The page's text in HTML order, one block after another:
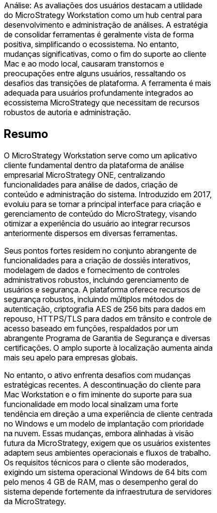
Análise: As avaliações dos usuários destacam a utilidade
do MicroStrategy Workstation como um hub central para
desenvolvimento e administração de análises. A estratégia
de consolidar ferramentas é geralmente vista de forma
positiva, simplificando o ecossistema. No entanto,
mudanças significativas, como o fim do suporte ao cliente
Mac e ao modo local, causaram transtornos e
preocupações entre alguns usuários, ressaltando os
desafios das transições de plataforma. A ferramenta é mais
adequada para usuários profundamente integrados ao
ecossistema MicroStrategy que necessitam de recursos
robustos de autoria e administração.
Resumo
O MicroStrategy Workstation serve como um aplicativo
cliente fundamental dentro da plataforma de análise
empresarial MicroStrategy ONE, centralizando
funcionalidades para análise de dados, criação de
conteúdo e administração do sistema. Introduzido em 2017,
evoluiu para se tornar a principal interface para criação e
gerenciamento de conteúdo do MicroStrategy, visando
otimizar a experiência do usuário ao integrar recursos
anteriormente dispersos em diversas ferramentas.
Seus pontos fortes residem no conjunto abrangente de
funcionalidades para a criação de dossiês interativos,
modelagem de dados e fornecimento de controles
administrativos robustos, incluindo gerenciamento de
usuários e segurança. A plataforma oferece recursos de
segurança robustos, incluindo múltiplos métodos de
autenticação, criptografia AES de 256 bits para dados em
repouso, HTTPS/TLS para dados em trânsito e controle de
acesso baseado em funções, respaldados por um
abrangente Programa de Garantia de Segurança e diversas
certificações. O amplo suporte à localização aumenta ainda
mais seu apelo para empresas globais.
No entanto, o ativo enfrenta desafios com mudanças
estratégicas recentes. A descontinuação do cliente para
Mac Workstation e o fim iminente do suporte para sua
funcionalidade em modo local sinalizam uma forte
tendência em direção a uma experiência de cliente centrada
no Windows e um modelo de implantação com prioridade
na nuvem. Essas mudanças, embora alinhadas à visão
futura da MicroStrategy, exigem que os usuários existentes
adaptem seus ambientes operacionais e fluxos de trabalho.
Os requisitos técnicos para o cliente são moderados,
exigindo um sistema operacional Windows de 64 bits com
pelo menos 4 GB de RAM, mas o desempenho geral do
sistema depende fortemente da infraestrutura de servidores
da MicroStrategy.